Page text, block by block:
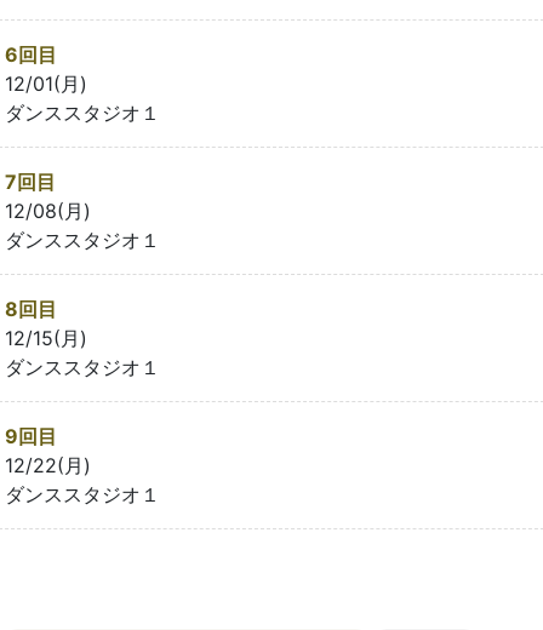
6回目
12/01(月)
ダンススタジオ１
7回目
12/08(月)
ダンススタジオ１
8回目
12/15(月)
ダンススタジオ１
9回目
12/22(月)
ダンススタジオ１